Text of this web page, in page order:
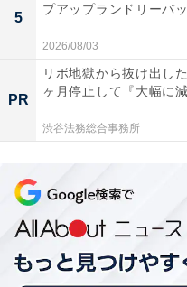
5
プアップランドリーバ
2026/08/03
PR
リボ地獄から抜け出し
ヶ月停止して『大幅に
渋谷法務総合事務所